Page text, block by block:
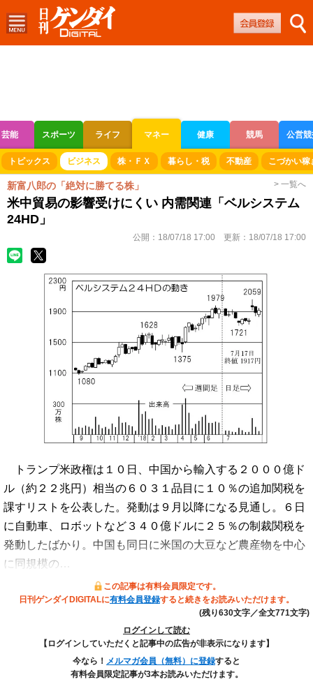
芸能 スポーツ ライフ マネー 健康 競馬 公営
ボートレース 競輪 オートレース
トピックス ビジネス 株・ＦＸ 暮らし・税 不動産 こづかい稼
新富八郎の「絶対に勝てる株」 > 一覧へ
米中貿易の影響受けにくい 内需関連「ベルシステム
24HD」
公開： 18/07/18 17:00 更新： 18/07/18 17:00
トランプ米政権は１０日、中国から輸入する２０００億ド
ル（約２２兆円）相当の６０３１品目に１０％の追加関税を
課すリストを公表した。発動は９月以降になる見通し。６日
に自動車、ロボットなど３４０億ドルに２５％の制裁関税を
発動したばかり。中国も同日に米国の大豆など農産物を中心
に同規模の…
この記事は有料会員限定です。
日刊ゲンダイDIGITALに有料会員登録すると続きをお読みいただけます。
(残り630文字／全文771文字)
ログインして読む
【ログインしていただくと記事中の広告が非表示になります】
今なら！ メルマガ会員（無料）に登録すると
有料会員限定記事が3本お読みいただけます。